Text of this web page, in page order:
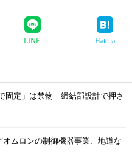
LINE Hatena
固定」は禁物 締結部設計で押さ
オムロンの制御機器事業、地道な